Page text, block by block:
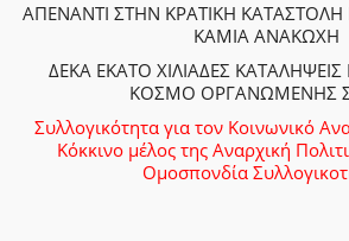
ΑΠΕΝΑΝΤΙ ΣΤΗΝ ΚΡΑΤΙΚΗ
ΚΑΜΙΑ ΑΝΑΚΩΧΗ
ΔΕΚΑ ΕΚΑΤΟ ΧΙΛΙΑΔΕΣ
ΚΟΣΜΟ ΟΡΓΑΝΩΜΕΝΗΣ
Συλλογικότητα για τον Κοινωνικό
Κόκκινο μέλος της Αναρχική
Ομοσπονδία